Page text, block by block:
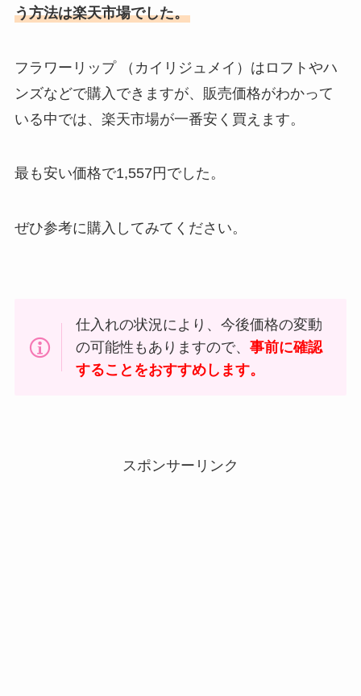
う方法は楽天市場でした。
フラワーリップ （カイリジュメイ） はロフトやハ
ンズなどで購入できますが、販売価格がわかって
いる中では、楽天市場が一番安く買えます。
最も安い価格で1,557円でした。
ぜひ参考に購入してみてください。
仕入れの状況により、今後価格の変動
の可能性もありますので、事前に確認
することをおすすめします。
スポンサーリンク